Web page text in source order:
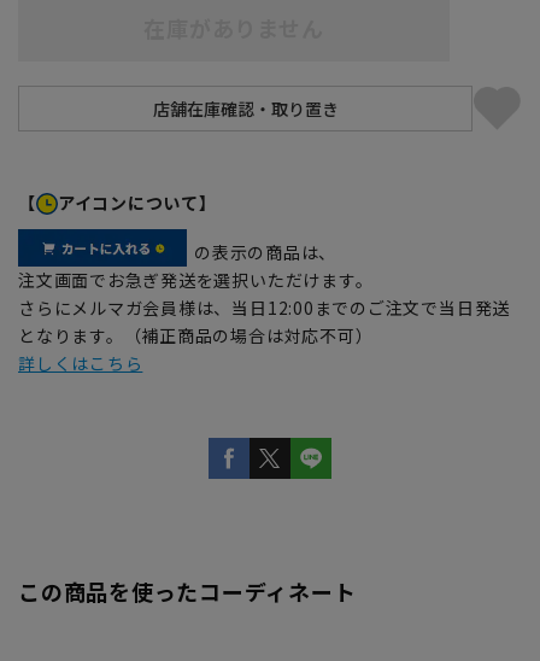
【 アイコンについて】
の表示の商品は、
注文画面でお急ぎ発送を選択いただけます。
さらにメルマガ会員様は、当日12:00までのご注文で当日発送
となります。（補正商品の場合は対応不可）
詳しくはこちら
この商品を使ったコーディネート